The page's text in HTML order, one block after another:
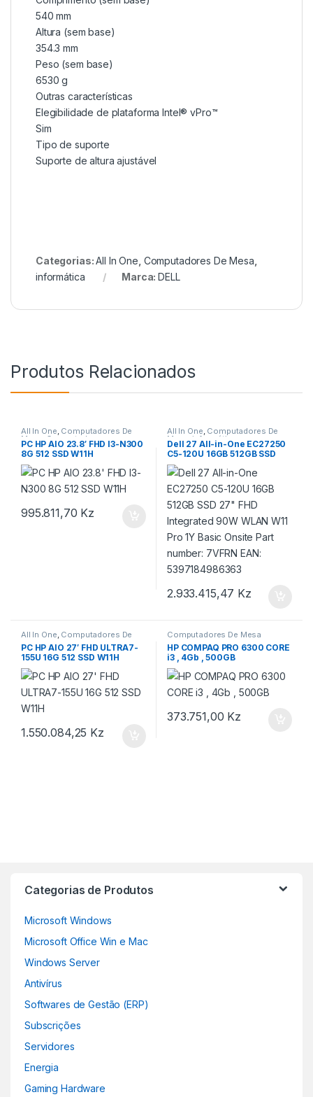
540 mm
Altura (sem base)
354.3 mm
Peso (sem base)
6530 g
Outras características
Elegibilidade de plataforma Intel® vPro™
Sim
Tipo de suporte
Suporte de altura ajustável
Categorias:All In One Computadores De Mesa
informática
Marca:DELL
Produtos Relacionados
All In One, Computadores De
Mesa, Computadores e
Monitores
PC HP AIO 23.8′ FHD I3-N300
8G 512 SSD W11H
995.811,70 Kz
All In One, Computadores De
Mesa,informática
Dell 27 All-in-One EC27250
C5-120U 16GB 512GB SSD
27″ FHD Integrated 90W
WLAN W11 Pro 1Y Basic
Onsite Part number: 7VFRN
EAN: 5397184986363
2.933.415,47 Kz
All In One, Computadores De
Mesa, Computadores e
Monitores
PC HP AIO 27′ FHD ULTRA7-
155U 16G 512 SSD W11H
1.550.084,25 Kz
Computadores De Mesa
HP COMPAQ PRO 6300 CORE
i3 , 4Gb , 500GB
373.751,00 Kz
Categorias de Produtos
Microsoft Windows
Microsoft Office Win e Mac
Windows Server
Antivírus
Softwares de Gestão (ERP)
Subscrições
Servidores
Energia
Gaming Hardware